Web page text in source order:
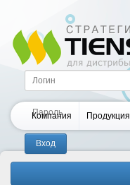
Компания Продукция